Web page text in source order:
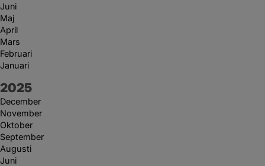
Juni
Maj
April
Mars
Februari
Januari
År:
2025
December
November
Oktober
September
Augusti
Juni